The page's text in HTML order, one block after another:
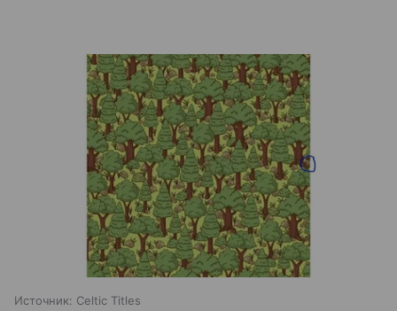
Источник: Celtic Titles